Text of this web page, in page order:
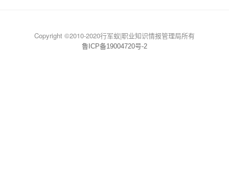
Copyright ©2010-2020行军蚁|职业知识情报管理局所有
鲁ICP备19004720号-2